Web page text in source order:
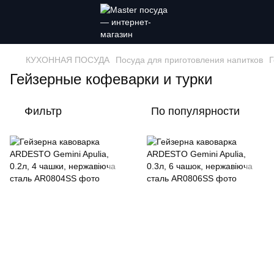
КУХОННАЯ ПОСУДА Посуда для приготовления напитков
Гейзерные кофеварки и турки
Фильтр По популярности